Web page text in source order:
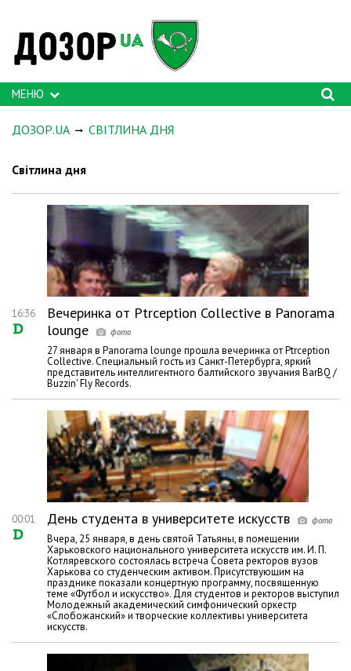
МЕНЮ
ДОЗОР.UA СВІТЛИНА ДНЯ
Світлина дня
16:36
Вечеринка от Ptrception Collective в Panorama
lounge
27 января в Panorama lounge прошла вечеринка от Ptrception
Collective. Специальный гость из Санкт-Петербурга, яркий
представитель интеллигентного балтийского звучания BarBQ /
Buzzin' Fly Records.
00:01 День студента в университете искусств
Вчера, 25 января, в день святой Татьяны, в помещении
Харьковского национального университета искусств им. И. П.
Котляревского состоялась встреча Совета ректоров вузов
Харькова со студенческим активом. Присутствующим на
празднике показали концертную программу, посвященную
теме «Футбол и искусство». Для студентов и ректоров выступил
Молодежный академический симфонический оркестр
«Слобожанский» и творческие коллективы университета
искусств.